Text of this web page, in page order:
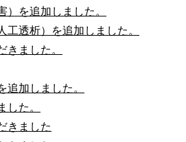
）を追加しました。
透析）を追加しました。
きました。
追加しました。
した。
きました